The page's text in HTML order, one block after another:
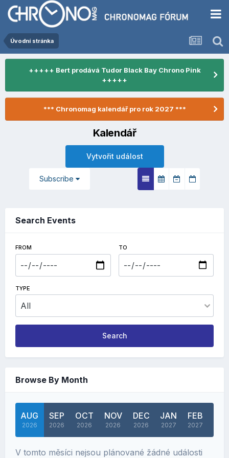
Úvodní stránka
+++++ Bert prodává Tudor Black Bay Chrono Pink
+++++
*** Chronomag kalendář pro rok 2027 ***
Kalendář
Vytvořit událost
Subscribe
Search Events
FROM TO
TYPE
Search
Browse By Month
AUG
2026
SEP
2026
OCT
2026
NOV
2026
DEC
2026
JAN
2027
FEB
2027
V tomto měsíci nejsou plánované žádné události